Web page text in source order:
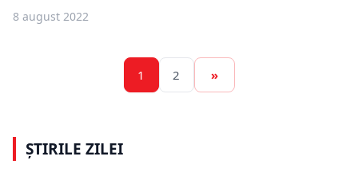
8 august 2022
1 2 »
ȘTIRILE ZILEI